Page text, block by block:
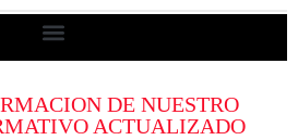
DE NUESTRO
ACTUALIZADO